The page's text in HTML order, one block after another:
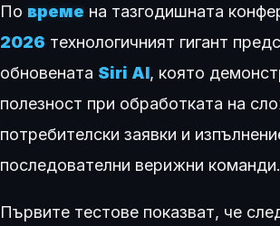
По време на тазгодишната
2026 технологичният гигант
обновената Siri AI, която
полезност при обработката на
потребителски заявки и
последователни верижни команди.
Първите тестове показват, че